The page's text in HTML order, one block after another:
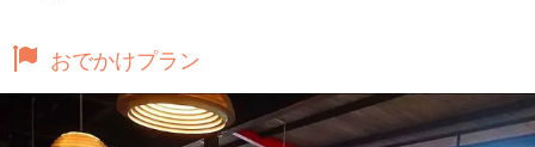
おでかけプラン